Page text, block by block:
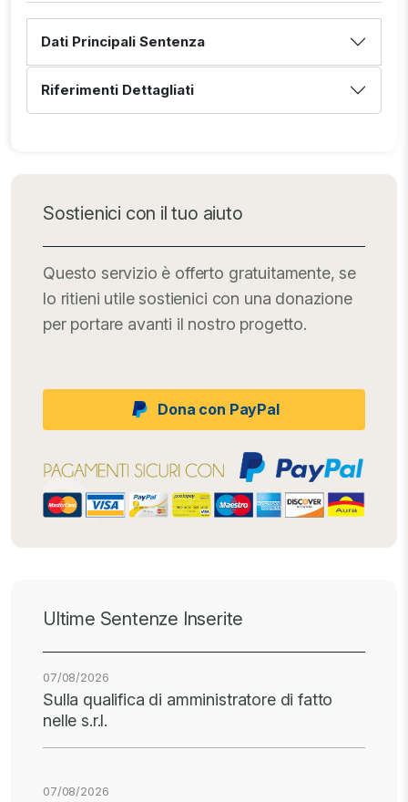
Dati Principali Sentenza
Riferimenti Dettagliati
Sostienici con il tuo aiuto
Questo servizio è offerto gratuitamente, se
lo ritieni utile sostienici con una donazione
per portare avanti il nostro progetto.
Dona con PayPal
Ultime Sentenze Inserite
07/08/2026
Sulla qualifica di amministratore di fatto
nelle s.r.l.
07/08/2026